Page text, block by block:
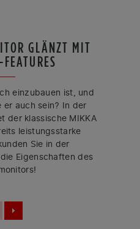
GLÄNZT MIT
einzubauen ist, und
auch sein? In der
der klassische MIKKA
leistungsstarke
Sie in der
Eigenschaften des